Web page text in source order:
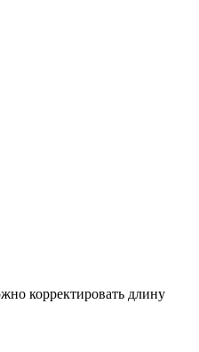
корректировать длину